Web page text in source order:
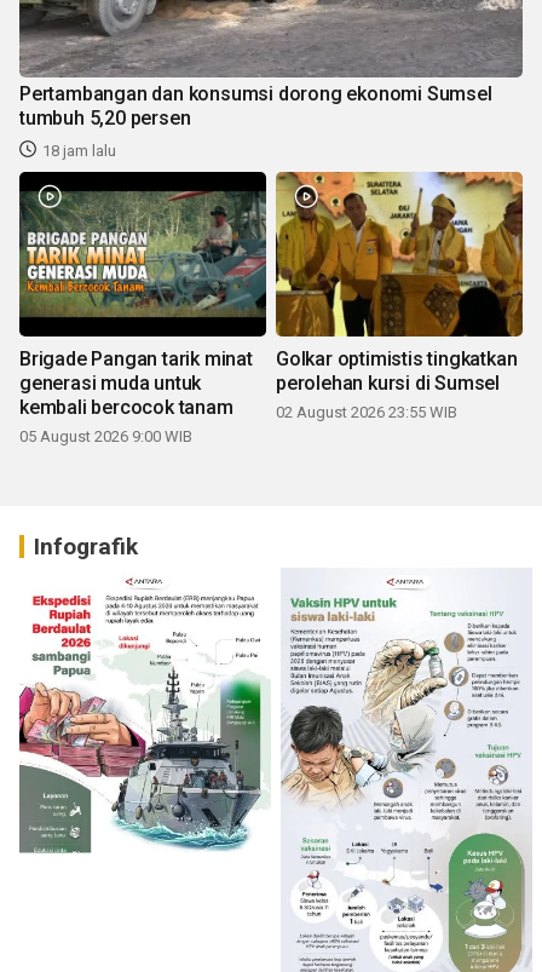
Pertambangan dan konsumsi dorong ekonomi Sumsel
tumbuh 5,20 persen
18 jam lalu
Brigade Pangan tarik minat
generasi muda untuk
kembali bercocok tanam
05 August 2026 9:00 WIB
Golkar optimistis tingkatkan
perolehan kursi di Sumsel
02 August 2026 23:55 WIB
Infografik